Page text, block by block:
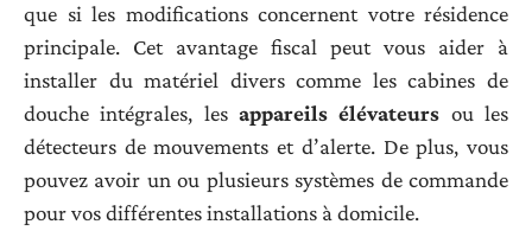
que si les modifications concernent votre résidence
principale. Cet avantage fiscal peut vous aider à
installer du matériel divers comme les cabines de
douche intégrales, les appareils élévateurs ou les
détecteurs de mouvements et d’alerte. De plus, vous
pouvez avoir un ou plusieurs systèmes de commande
pour vos différentes installations à domicile.